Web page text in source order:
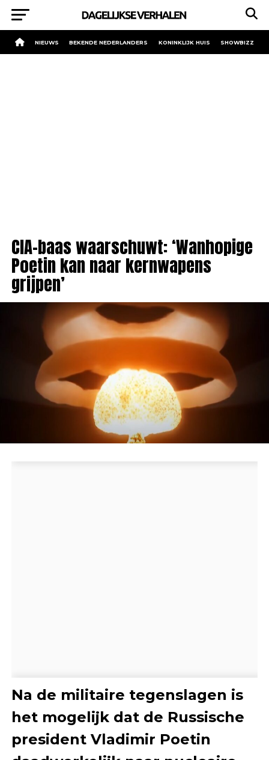
NIEUWS BEKENDE NEDERLANDERS KONINKLIJK HUIS SHOWBIZZ
CIA-baas waarschuwt: ‘Wanhopige
Poetin kan naar kernwapens
grijpen’
Na de militaire tegenslagen is
het mogelijk dat de Russische
president Vladimir Poetin